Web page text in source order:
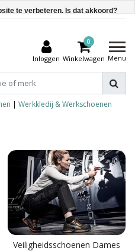
Inloggen
0
Winkelwagen Menu
| Werkkledij & Werkschoenen
Veiligheidsschoenen Dames
te verbeteren. Is dat akkoord?